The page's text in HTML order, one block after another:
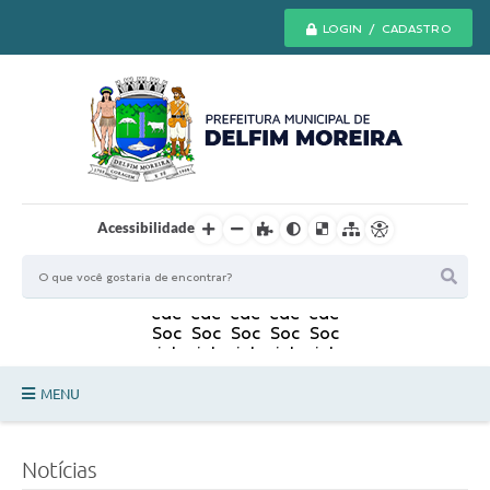
LOGIN / CADASTRO
Acessibilidade
MENU
Notícias